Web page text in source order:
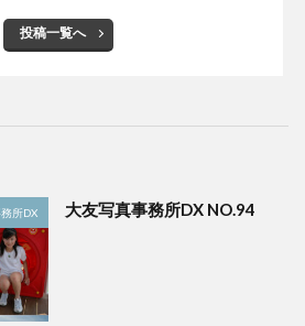
投稿一覧へ
所DX 大友写真事務所DX NO.94